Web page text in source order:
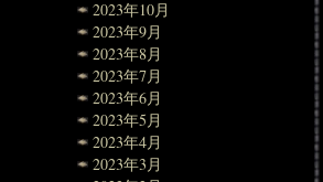
2023年10月
2023年9月
2023年8月
2023年7月
2023年6月
2023年5月
2023年4月
2023年3月